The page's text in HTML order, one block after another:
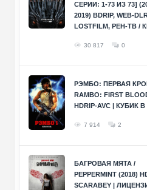
СЕРИИ: 1-73 ИЗ 73]
2019) BDRIP, WEB-
LOSTFILM, РЕН-ТВ /
30 817 0
РЭМБО: ПЕРВАЯ
RAMBO: FIRST
HDRIP-AVC | КУБИК
7 914 2
БАГРОВАЯ МЯТА /
PEPPERMINT (2018)
SCARABEY |